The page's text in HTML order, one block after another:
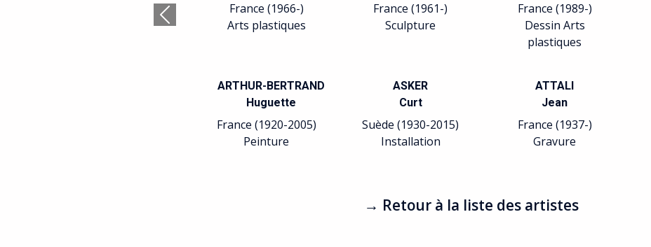
France (1966-)
Arts plastiques
France (1961-)
Sculpture
France (1989-)
Dessin Arts
plastiques
ARTHUR-BERTRAND
Huguette
France (1920-2005)
Peinture
ASKER
Curt
Suède (1930-2015)
Installation
ATTALI
Jean
France (1937-)
Gravure
Précédent
→ Retour à la liste des artistes